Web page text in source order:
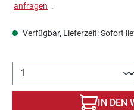
anfragen .
Verfügbar, Lieferzeit: Sofort
Produkt Anzahl: Gib den
IN DEN